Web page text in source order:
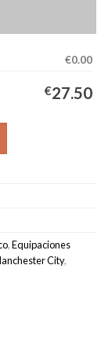
€0.00
€27.50
Hombre 2025/
,Equipaciones
City,